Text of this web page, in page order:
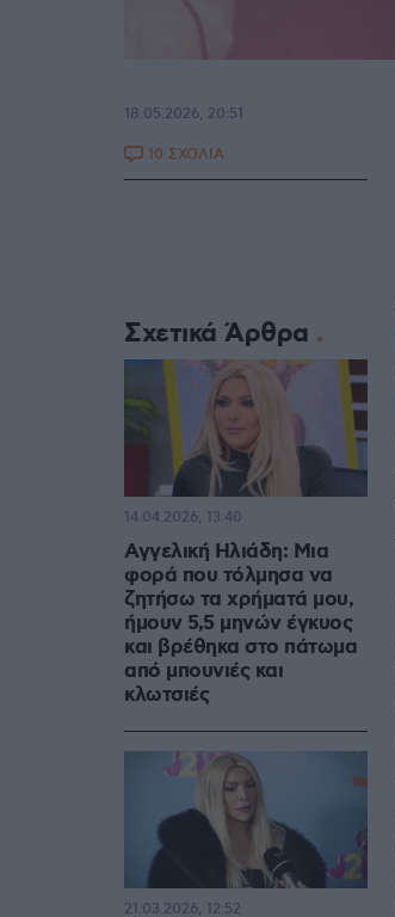
18.05.2026, 20:51
10 ΣΧΟΛΙΑ
Σχετικά Άρθρα
Αγγελική Ηλιάδη: Μια
φορά που τόλμησα να
ζητήσω τα χρήματά μου,
ήμουν 5,5 μηνών έγκυος
και βρέθηκα στο πάτωμα
από μπουνιές και
κλωτσιές
14.04.2026, 13:40
21.03.2026, 12:52